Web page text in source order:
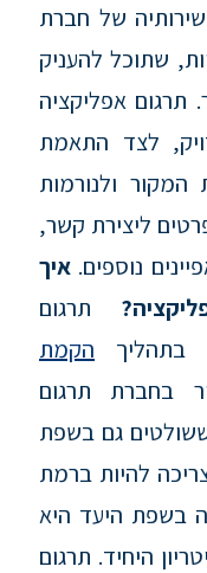
של חברת
שתוכל להעניק
תרגום אפליקציה
לצד התאמת
ולנורמות
ליצירת קשר,
נוספים. איך
? תרגום
בתהליך הקמת
בחברת תרגום
גם בשפת
להיות ברמת
בשפת היעד היא
היחיד. תרגום